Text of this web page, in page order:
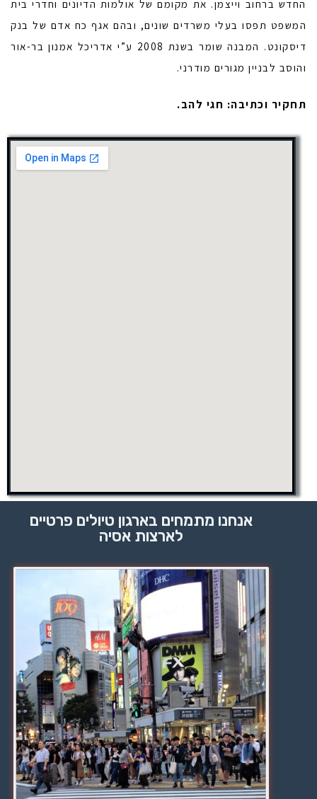
החדש ברחוב וייצמן. את מקומם של אולמות הדיונים וחדרי בית
המשפט תפסו בעלי משרדים שונים, ובהם אגף כח אדם של בנק
דיסקונט. המבנה שומר בשנת 2008 ע”י אדריכל אמנון בר-אור
והוסב לבניין מגורים מודרני.
תחקיר וכתיבה: חגי להב.
אנחנו מתמחים בארגון טיולים פרטיים
לארצות אסיה